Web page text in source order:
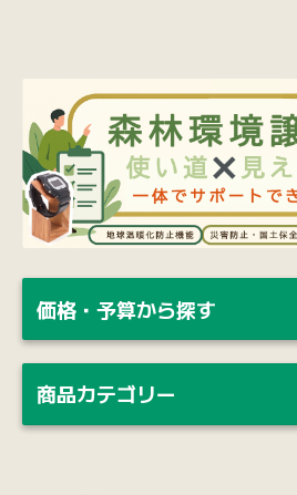
価格・予算から探す
商品カテゴリー